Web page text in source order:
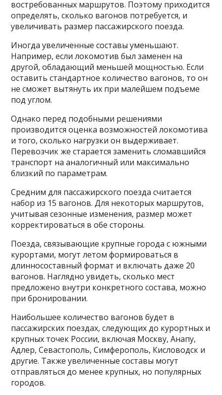
востребованных маршрутов. Поэтому приходится
определять, сколько вагонов потребуется, и
увеличивать размер пассажирского поезда.
Иногда увеличенные составы уменьшают.
Например, если локомотив был заменен на
другой, обладающий меньшей мощностью. Если
оставить стандартное количество вагонов, то он
не сможет вытянуть их при малейшем подъеме
под углом.
Однако перед подобными решениями
производится оценка возможностей локомотива
и того, сколько нагрузки он выдерживает.
Перевозчик же старается заменить сломавшийся
транспорт на аналогичный или максимально
близкий по параметрам.
Средним для пассажирского поезда считается
набор из 15 вагонов. Для некоторых маршрутов,
учитывая сезонные изменения, размер может
корректироваться в обе стороны.
Поезда, связывающие крупные города с южными
курортами, могут летом формироваться в
длинносоставный формат и включать даже 20
вагонов. Наглядно увидеть, сколько мест
предложено внутри конкретного состава, можно
при бронировании.
Наибольшее количество вагонов будет в
пассажирских поездах, следующих до курортных и
крупных точек России, включая Москву, Анапу,
Адлер, Севастополь, Симферополь, Кисловодск и
другие. Также увеличенные составы могут
отправляться до менее крупных, но популярных
городов.